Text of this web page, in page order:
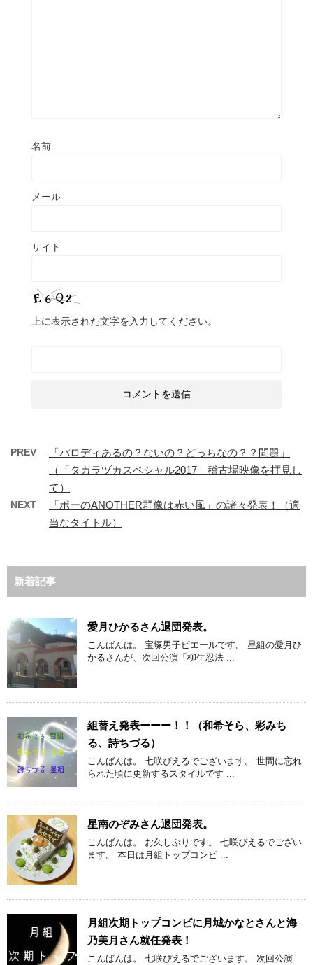
名前
メール
サイト
上に表示された文字を入力してください。
PREV
「パロディあるの？ないの？どっちなの？？問題」
（「タカラヅカスペシャル2017」稽古場映像を拝見し
て）
NEXT
「ポーのANOTHER群像は赤い風」の諸々発表！（適
当なタイトル）
新着記事
愛月ひかるさん退団発表。
こんばんは。 宝塚男子ピエールです。 星組の愛月ひ
かるさんが、次回公演「柳生忍法 ...
組替え発表ーーー！！（和希そら、彩みち
る、詩ちづる）
こんばんは。 七咲ぴえるでございます。 世間に忘れ
られた頃に更新するスタイルです ...
星南のぞみさん退団発表。
こんばんは。 お久しぶりです。 七咲ぴえるでござい
ます。 本日は月組トップコンビ ...
月組次期トップコンビに月城かなとさんと海
乃美月さん就任発表！
こんばんは。 七咲ぴえるでございます。 次回公演